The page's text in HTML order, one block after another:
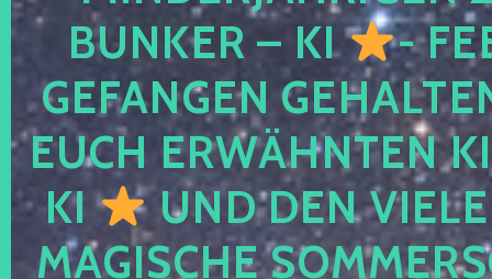
BUNKER – KI
-
GEFANGEN
EUCH ERWÄHNTEN
KI
UND DEN
MAGISCHE